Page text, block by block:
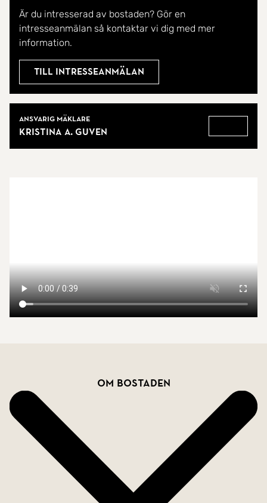
promenadavstånd till pendeltåget. Upplev det
ultimata i både komfort och läge - detta är ett hem
där drömmar blir verklighet.
Är du intresserad av bostaden? Gör en
intresseanmälan så kontaktar vi dig med mer
information.
Till intresseanmälan
Ansvarig mäklare
Kristina A. Guven
Om bostaden